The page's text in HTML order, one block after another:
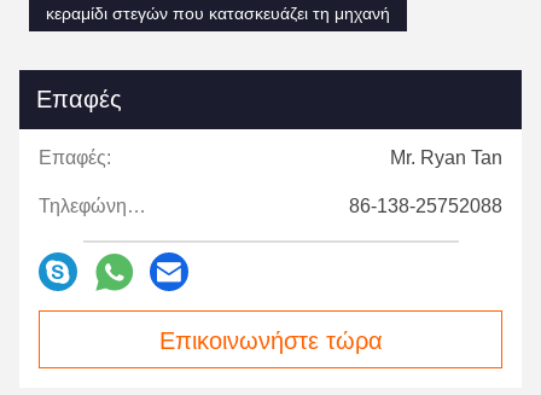
κεραμίδι στεγών που κατασκευάζει τη μηχανή
Επαφές
Επαφές: Mr. Ryan Tan
Τηλεφώνημα: 86-138-25752088
Επικοινωνήστε τώρα